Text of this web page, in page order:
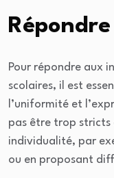
Pour répondre aux
scolaires, il est
l’uniformité et
pas être trop
individualité, par
ou en proposant